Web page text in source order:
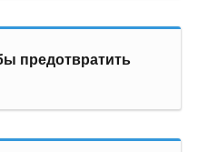
предотвратить